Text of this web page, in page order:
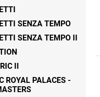
SENZA TEMPO
SENZA TEMPO II
II
ROYAL PALACES -